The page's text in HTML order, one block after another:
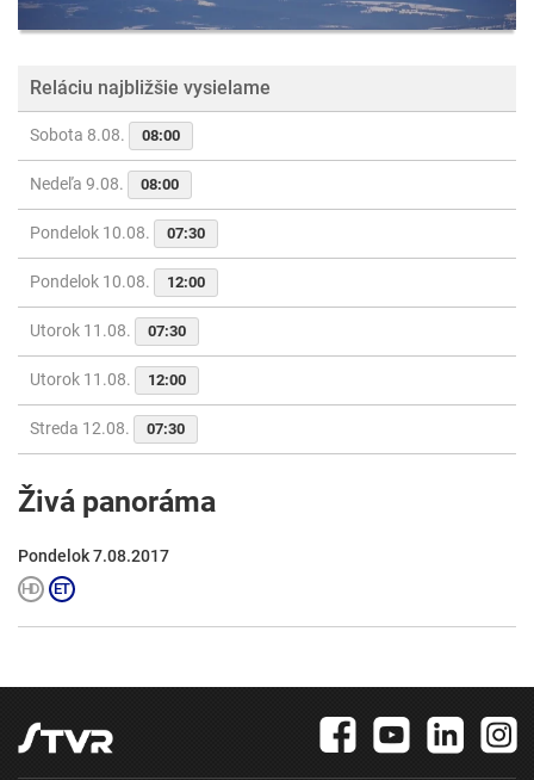
Reláciu najbližšie vysielame
Sobota 8.08. 08:00
Nedeľa 9.08. 08:00
Pondelok 10.08. 07:30
Pondelok 10.08. 12:00
Utorok 11.08. 07:30
Utorok 11.08. 12:00
Streda 12.08. 07:30
Živá panoráma
Pondelok 7.08.2017